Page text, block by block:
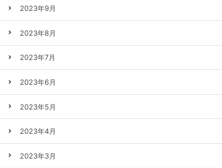
2023年9月
2023年8月
2023年7月
2023年6月
2023年5月
2023年4月
2023年3月